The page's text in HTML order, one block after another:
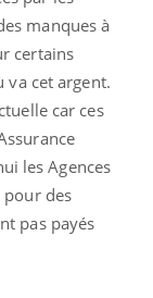
manques à
certains
va cet argent.
car ces
les Agences
pour des
pas payés